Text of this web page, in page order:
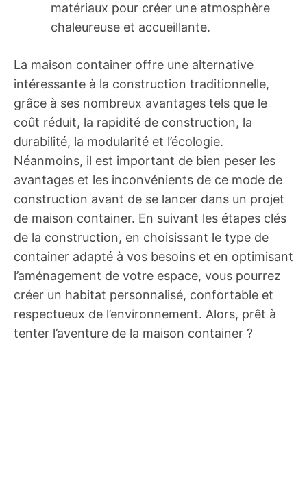
matériaux pour créer une atmosphère
chaleureuse et accueillante.
La maison container offre une alternative
intéressante à la construction traditionnelle,
grâce à ses nombreux avantages tels que le
coût réduit, la rapidité de construction, la
durabilité, la modularité et l’écologie.
Néanmoins, il est important de bien peser les
avantages et les inconvénients de ce mode de
construction avant de se lancer dans un projet
de maison container. En suivant les étapes clés
de la construction, en choisissant le type de
container adapté à vos besoins et en optimisant
l’aménagement de votre espace, vous pourrez
créer un habitat personnalisé, confortable et
respectueux de l’environnement. Alors, prêt à
tenter l’aventure de la maison container ?